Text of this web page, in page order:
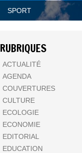
SPORT
RUBRIQUES
ACTUALITÉ
AGENDA
COUVERTURES
CULTURE
ECOLOGIE
ECONOMIE
EDITORIAL
EDUCATION